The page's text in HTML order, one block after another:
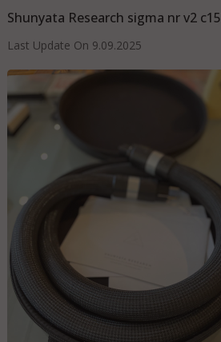
Shunyata Research sigma nr v2 c15
Last Update On 9.09.2025